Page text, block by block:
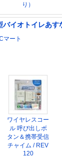
り）
バイオトイレあす
マート
ワイヤレスコー
ル 呼び出しボ
タン＆携帯受信
チャイム / REV
120